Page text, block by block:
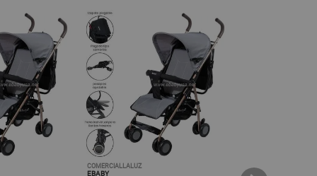
COMERCIALLALUZ
EBABY
LAYDA
EBABY